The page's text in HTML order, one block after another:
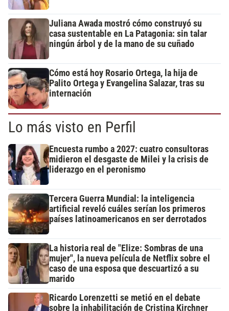
Juliana Awada mostró cómo construyó su
casa sustentable en La Patagonia: sin talar
ningún árbol y de la mano de su cuñado
Cómo está hoy Rosario Ortega, la hija de
Palito Ortega y Evangelina Salazar, tras su
internación
Lo más visto en Perfil
Encuesta rumbo a 2027: cuatro consultoras
midieron el desgaste de Milei y la crisis de
liderazgo en el peronismo
Tercera Guerra Mundial: la inteligencia
artificial reveló cuáles serían los primeros
países latinoamericanos en ser derrotados
La historia real de "Elize: Sombras de una
mujer", la nueva película de Netflix sobre el
caso de una esposa que descuartizó a su
marido
Ricardo Lorenzetti se metió en el debate
sobre la inhabilitación de Cristina Kirchner